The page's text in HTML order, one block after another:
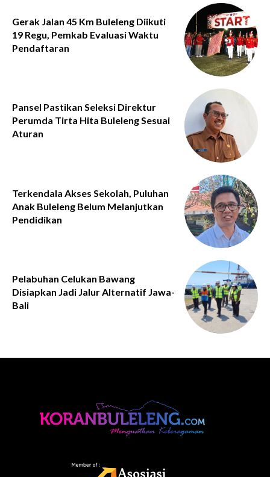
Gerak Jalan 45 Km Buleleng Diikuti
19 Regu, Pemkab Evaluasi Waktu
Pendaftaran
Pansel Pastikan Seleksi Direktur
Perumda Tirta Hita Buleleng Sesuai
Aturan
Terkendala Akses Sekolah, Puluhan
Anak Buleleng Belum Melanjutkan
Pendidikan
Pelabuhan Celukan Bawang
Disiapkan Jadi Jalur Alternatif Jawa-
Bali